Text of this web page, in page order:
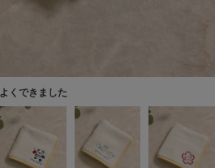
よくできました